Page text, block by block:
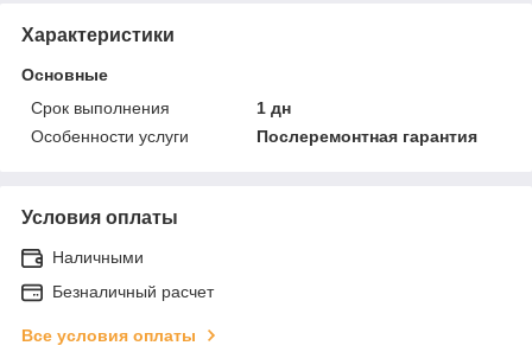
Характеристики
Основные
Срок выполнения
1 дн
Особенности услуги
Послеремонтная гарантия
Условия оплаты
Наличными
Безналичный расчет
Все условия оплаты